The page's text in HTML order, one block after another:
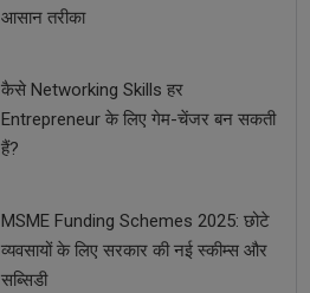
आसान तरीका
कैसे Networking Skills हर
Entrepreneur के लिए गेम-चेंजर बन सकती
हैं?
MSME Funding Schemes 2025: छोटे
व्यवसायों के लिए सरकार की नई स्कीम्स और
सब्सिडी